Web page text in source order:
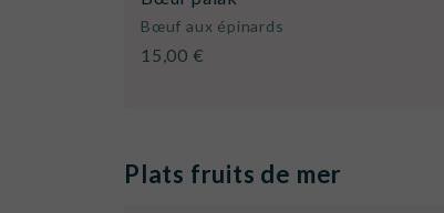
Bœuf aux épinards
15,00 €
Plats fruits de mer